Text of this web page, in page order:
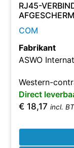
RJ45-
COM
Fabrikant
ASWO
Western-
Direct
€ 18,17 incl.